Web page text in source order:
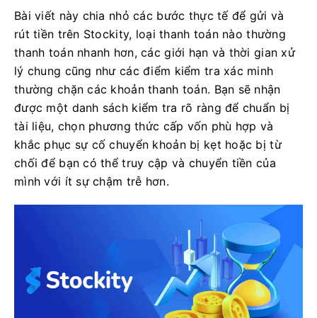
Bài viết này chia nhỏ các bước thực tế để gửi và
rút tiền trên Stockity, loại thanh toán nào thường
thanh toán nhanh hơn, các giới hạn và thời gian xử
lý chung cũng như các điểm kiểm tra xác minh
thường chặn các khoản thanh toán. Bạn sẽ nhận
được một danh sách kiểm tra rõ ràng để chuẩn bị
tài liệu, chọn phương thức cấp vốn phù hợp và
khắc phục sự cố chuyển khoản bị kẹt hoặc bị từ
chối để bạn có thể truy cập và chuyển tiền của
mình với ít sự chậm trễ hơn.